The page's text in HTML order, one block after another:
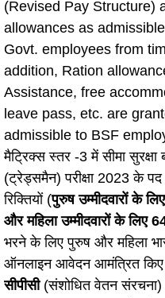
(Revised Pay Structure)
allowances as
Govt. employees from
addition, Ration
Assistance, free
leave pass, etc. are
admissible to BSF
मैट्रिक्स स्तर -3 में सीमा
(ट्रेड्समैन) परीक्षा 2023 के
रिक्तियों (पुरुष उम्मीदवारों के
और महिला उम्मीदवारों के लिए
भरने के लिए पुरुष और महिला
ऑनलाइन आवेदन आमंत्रित किए
सीपीसी (संशोधित वेतन